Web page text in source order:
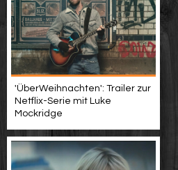
'ÜberWeihnachten': Trailer zur
Netflix-Serie mit Luke
Mockridge